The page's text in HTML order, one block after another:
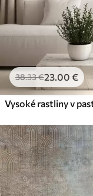
38.33€23.00 €
Vysoké rastliny v